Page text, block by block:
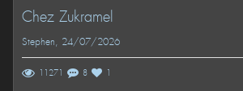
Chez Zukramel
Stephen, 24/07/2026
11271 8 1